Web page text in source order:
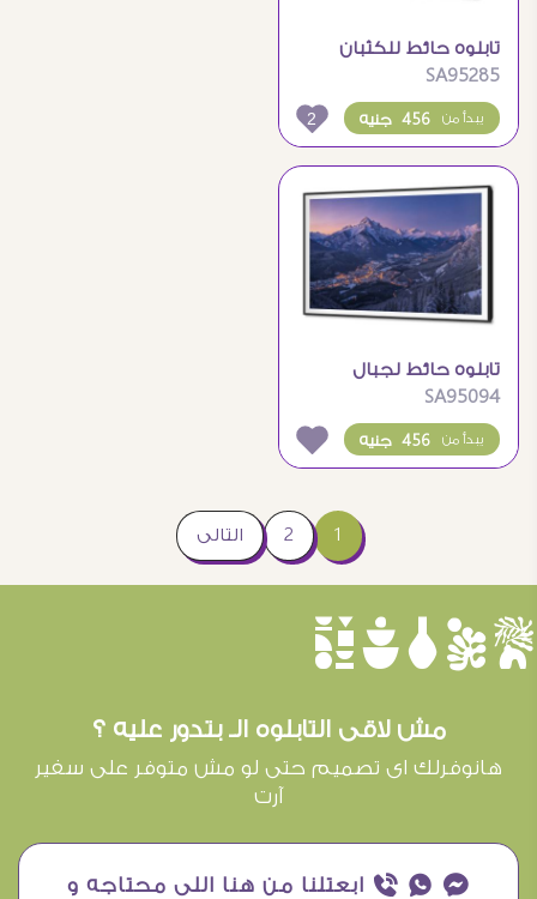
تابلوه حائط للكثبان
الرملية تحت سماء
المجرة
SA95285
456 جنيه يبدأ من 2
تابلوه حائط لجبال
شتوية مضيئة وقت
الغروب
SA95094
456 جنيه يبدأ من
1
2 التالى
èûôçê
مش لاقى التابلوه الـ بتدور عليه ؟
هانوفرلك اى تصميم حتى لو مش متوفر على سفير
آرت
¥ ₧ ƒ ابعتلنا من هنا اللى محتاجه و